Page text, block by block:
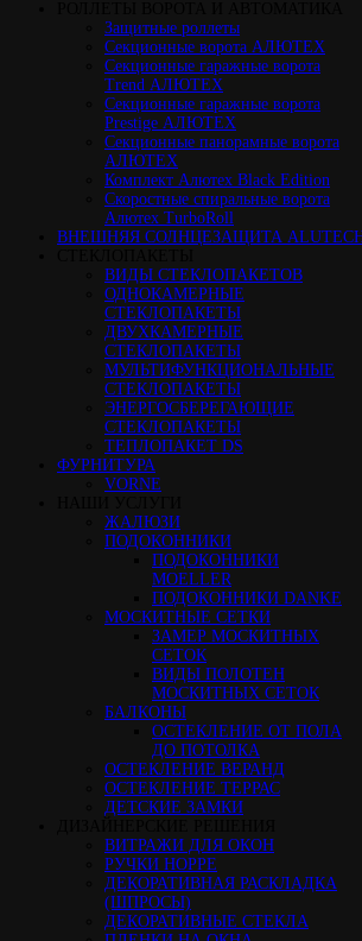
Защитные роллеты
Секционные ворота АЛЮТЕХ
Секционные гаражные ворота
Trend АЛЮТЕХ
Секционные гаражные ворота
Prestige АЛЮТЕХ
Секционные панорамные ворота
АЛЮТЕХ
Комплект Алютех Black Edition
Скоростные спиральные ворота
Алютех TurboRoll
ВНЕШНЯЯ СОЛНЦЕЗАЩИТА
ВИДЫ СТЕКЛОПАКЕТОВ
ОДНОКАМЕРНЫЕ
СТЕКЛОПАКЕТЫ
ДВУХКАМЕРНЫЕ
СТЕКЛОПАКЕТЫ
МУЛЬТИФУНКЦИОНАЛЬНЫЕ
СТЕКЛОПАКЕТЫ
ЭНЕРГОСБЕРЕГАЮЩИЕ
СТЕКЛОПАКЕТЫ
ТЕПЛОПАКЕТ DS
ФУРНИТУРА
VORNE
ЖАЛЮЗИ
ПОДОКОННИКИ
ПОДОКОННИКИ
MOELLER
ПОДОКОННИКИ DANKE
МОСКИТНЫЕ СЕТКИ
ЗАМЕР МОСКИТНЫХ
СЕТОК
ВИДЫ ПОЛОТЕН
МОСКИТНЫХ СЕТОК
БАЛКОНЫ
ОСТЕКЛЕНИЕ ОТ ПОЛА
ДО ПОТОЛКА
ОСТЕКЛЕНИЕ ВЕРАНД
ОСТЕКЛЕНИЕ ТЕРРАС
ДЕТСКИЕ ЗАМКИ
ВИТРАЖИ ДЛЯ ОКОН
РУЧКИ HOPPE
ДЕКОРАТИВНАЯ РАСКЛАДКА
(ШПРОСЫ)
ДЕКОРАТИВНЫЕ СТЕКЛА